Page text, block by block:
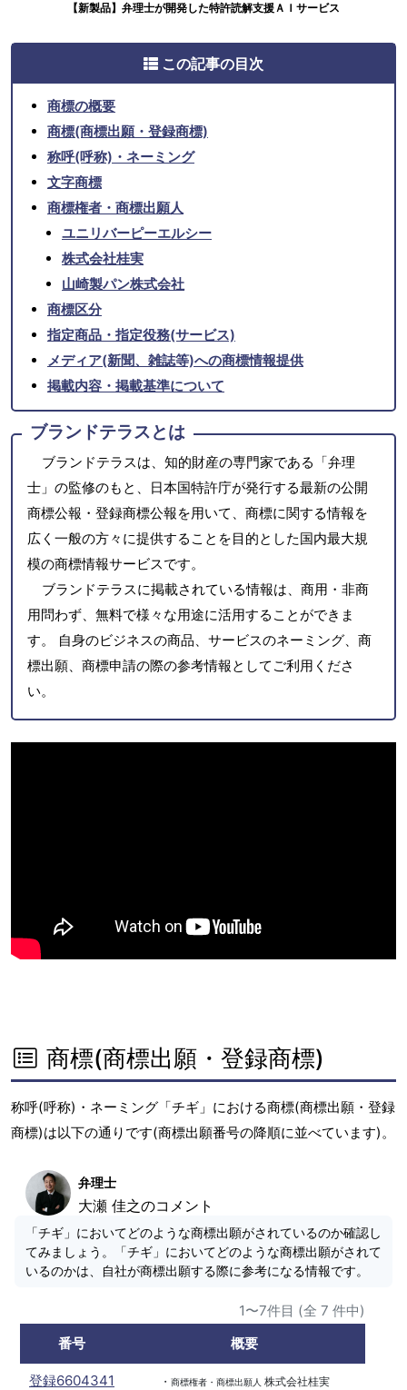
【新製品】弁理士が開発した特許読解支援ＡＩサービス
この記事の目次
商標の概要
商標(商標出願・登録商標)
称呼(呼称)・ネーミング
文字商標
商標権者・商標出願人
ユニリバーピーエルシー
株式会社桂実
山崎製パン株式会社
商標区分
指定商品・指定役務(サービス)
メディア(新聞、雑誌等)への商標情報提供
掲載内容・掲載基準について
ブランドテラスとは
ブランドテラスは、知的財産の専門家である「弁理
士」の監修のもと、日本国特許庁が発行する最新の公開
商標公報・登録商標公報を用いて、商標に関する情報を
広く一般の方々に提供することを目的とした国内最大規
模の商標情報サービスです。
ブランドテラスに掲載されている情報は、商用・非商
用問わず、無料で様々な用途に活用することができま
す。 自身のビジネスの商品、サービスのネーミング、商
標出願、商標申請の際の参考情報としてご利用くださ
い。
商標(商標出願・登録商標)
称呼(呼称)・ネーミング「チギ」における商標(商標出願・登録
商標)は以下の通りです(商標出願番号の降順に並べています)。
弁理士
大瀬 佳之のコメント
「チギ」においてどのような商標出願がされているのか確認し
てみましょう。「チギ」においてどのような商標出願がされて
いるのかは、自社が商標出願する際に参考になる情報です。
1〜7件目 (全 7 件中)
番号
概要
登録6604341 ・ 商標権者・商標出願人 株式会社桂実